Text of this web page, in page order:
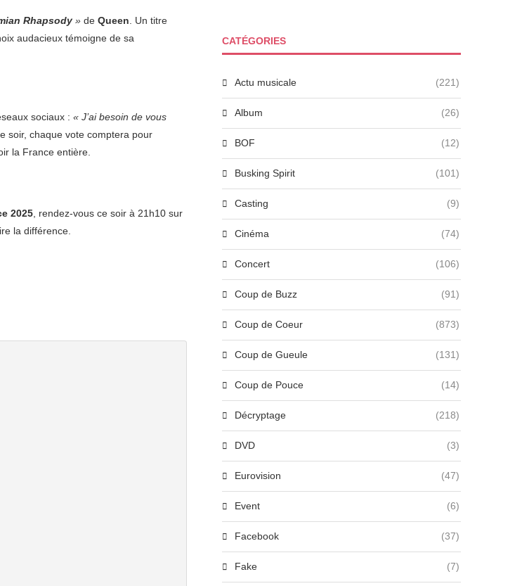
Rhapsody » de Queen . Un titre
audacieux témoigne de sa
sociaux : « J’ai besoin de vous
soir, chaque vote comptera pour
la France entière.
2025 , rendez-vous ce soir à 21h10 sur
la différence.
CATÉGORIES
Actu musicale (221)
Album (26)
BOF (12)
Busking Spirit (101)
Casting (9)
Cinéma (74)
Concert (106)
Coup de Buzz (91)
Coup de Coeur (873)
Coup de Gueule (131)
Coup de Pouce (14)
Décryptage (218)
DVD (3)
Eurovision (47)
Event (6)
Facebook (37)
Fake (7)